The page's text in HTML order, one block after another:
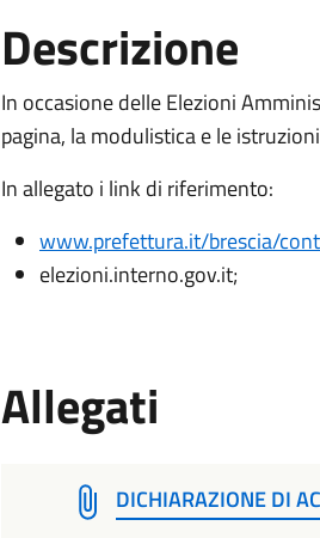
Descrizione
In occasione delle Elezioni
pagina, la modulistica e le
In allegato i link di riferimento:
www.prefettura.it/brescia/
elezioni.interno.gov.it;
Allegati
DICHIARAZIONE DI